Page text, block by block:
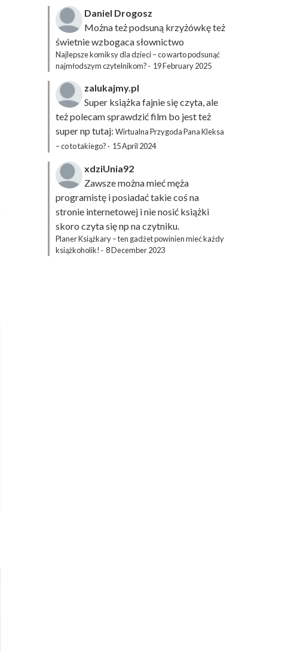
Daniel Drogosz
Można też podsuną krzyżówkęteż
świetnie wzbogaca słownictwo
Najlepsze komiksy dla dzieci – co warto podsunąć
najmłodszym czytelnikom? · 19 February 2025
zalukajmy.pl
Super książka fajnie się czyta, ale
też polecam sprawdzić film bo jest też
super np tutaj: Wirtualna Przygoda Pana Kleksa
– co to takiego? · 15 April 2024
xdziUnia92
Zawsze można mieć męża
programistę i posiadać takie coś na
stronie internetowej i nie nosić książki
skoro czyta się np na czytniku.
Planer Książkary – ten gadżet powinien mieć każdy
książkoholik! · 8 December 2023